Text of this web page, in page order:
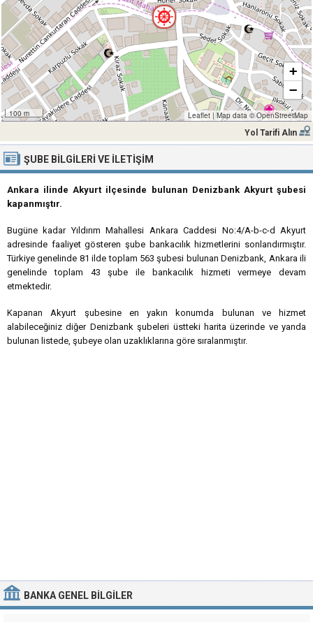
100 m
+
−
Leaflet |Map data ©OpenStreetMap
Yol Tarifi Alın
ŞUBE BILGILERI VE İLETIŞIM
Ankara ilinde Akyurt ilçesinde bulunan Denizbank Akyurt şubesi
kapanmıştır.
Bugüne kadar Yıldırım Mahallesi Ankara Caddesi No:4/A-b-c-d Akyurt
adresinde faaliyet gösteren şube bankacılık hizmetlerini sonlandırmıştır.
Türkiye genelinde 81 ilde toplam 563 şubesi bulunan Denizbank, Ankara ili
genelinde toplam 43 şube ile bankacılık hizmeti vermeye devam
etmektedir.
Kapanan Akyurt şubesine en yakın konumda bulunan ve hizmet
alabileceğiniz diğer Denizbank şubeleri üstteki harita üzerinde ve yanda
bulunan listede, şubeye olan uzaklıklarına göre sıralanmıştır.
BANKA GENEL BILGILER